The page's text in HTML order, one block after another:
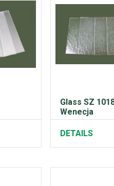
Glass SZ
Wenecja
DETAILS